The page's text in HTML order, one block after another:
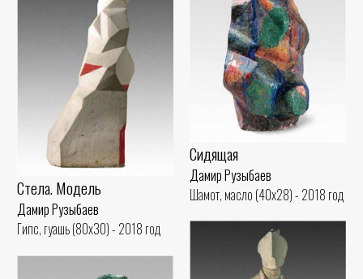
Сидящая
Дамир Рузыбаев
Шамот, масло (40x28) - 2018 год
Стела. Модель
Дамир Рузыбаев
Гипс, гуашь (80x30) - 2018 год